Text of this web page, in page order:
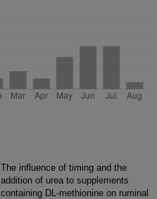
The influence of timing and the
addition of urea to supplements
containing DL-methionine on ruminal